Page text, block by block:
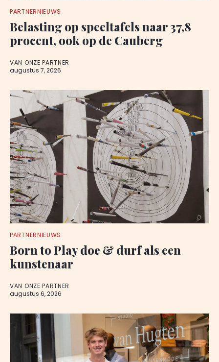
PARTNERNIEUWS
Belasting op speeltafels naar 37,8
procent, ook op de Cauberg
VAN ONZE PARTNER
augustus 7, 2026
PARTNERNIEUWS
Born to Play doe & durf als een
kunstenaar
VAN ONZE PARTNER
augustus 6, 2026